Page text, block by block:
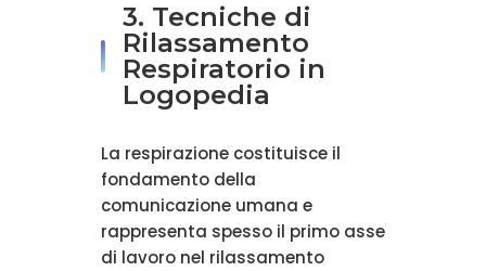
3. Tecniche di
Rilassamento
Respiratorio in
Logopedia
La respirazione costituisce il
fondamento della
comunicazione umana e
rappresenta spesso il primo asse
di lavoro nel rilassamento